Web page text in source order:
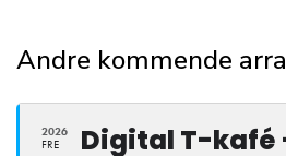
Andre kommende
2026
FRE
Digital T-kafé